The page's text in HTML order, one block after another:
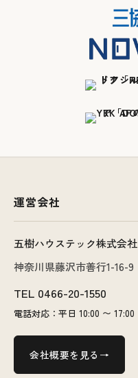
運営会社
五樹ハウステック株式会社
神奈川県藤沢市善行1-16-9
TEL 0466-20-1550
電話対応：平日 10:00 〜 17:00
会社概要を見る